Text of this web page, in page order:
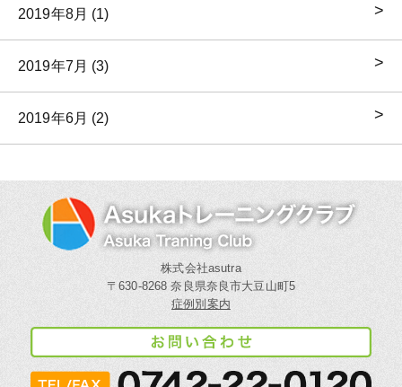
2019年8月 (1)
2019年7月 (3)
2019年6月 (2)
株式会社asutra
〒630-8268 奈良県奈良市大豆山町5
症例別案内